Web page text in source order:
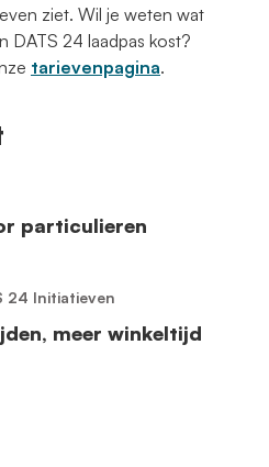
ziet. Wil je weten wat
DATS 24 laadpas kost?
tarievenpagina.
particulieren
24 Initiatieven
meer winkeltijd